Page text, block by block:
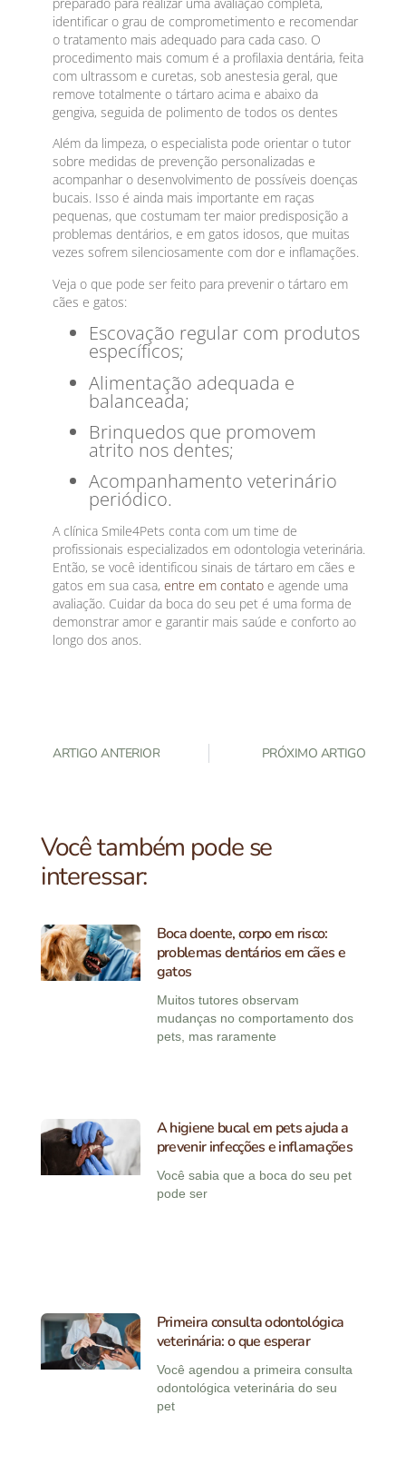
identificar o grau de comprometimento e recomendar
o tratamento mais adequado para cada caso. O
procedimento mais comum é a profilaxia dentária, feita
com ultrassom e curetas, sob anestesia geral, que
remove totalmente o tártaro acima e abaixo da
gengiva, seguida de polimento de todos os dentes
Além da limpeza, o especialista pode orientar o tutor
sobre medidas de prevenção personalizadas e
acompanhar o desenvolvimento de possíveis doenças
bucais. Isso é ainda mais importante em raças
pequenas, que costumam ter maior predisposição a
problemas dentários, e em gatos idosos, que muitas
vezes sofrem silenciosamente com dor e inflamações.
Veja o que pode ser feito para prevenir o tártaro em
cães e gatos:
Escovação regular com produtos
específicos;
Alimentação adequada e
balanceada;
Brinquedos que promovem
atrito nos dentes;
Acompanhamento veterinário
periódico.
A clínica Smile4Pets conta com um time de
profissionais especializados em odontologia veterinária.
Então, se você identificou sinais de tártaro em cães e
gatos em sua casa,entre em contato e agende uma
avaliação. Cuidar da boca do seu pet é uma forma de
demonstrar amor e garantir mais saúde e conforto ao
longo dos anos.
ARTIGO ANTERIOR PRÓXIMO ARTIGO
Você também pode se
interessar:
Boca doente, corpo em risco:
problemas dentários em cães e
gatos
Muitos tutores observam
mudanças no comportamento dos
pets, mas raramente
A higiene bucal em pets ajuda a
prevenir infecções e inflamações
Você sabia que a boca do seu pet
pode ser
Primeira consulta odontológica
veterinária: o que esperar
Você agendou a primeira consulta
odontológica veterinária do seu
pet